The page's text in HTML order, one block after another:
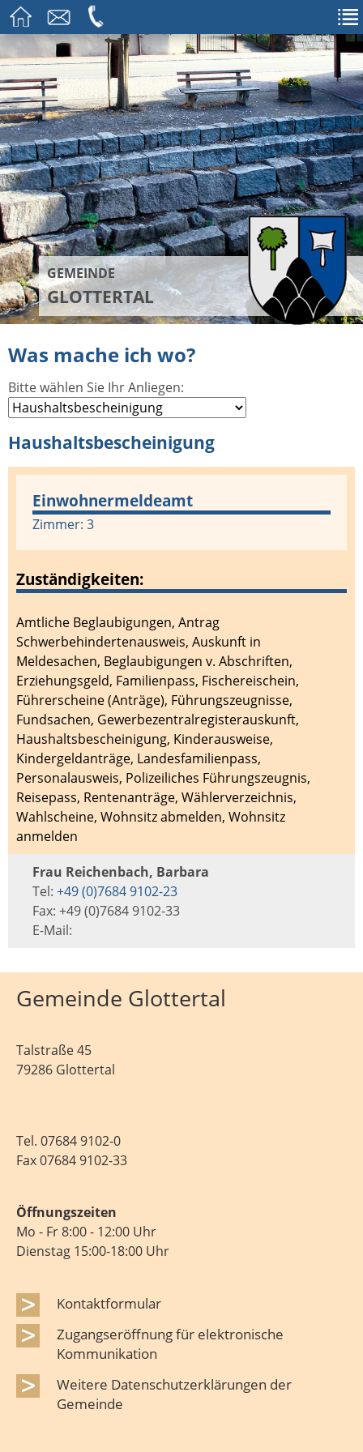
GEMEINDE
GLOTTERTAL
Was mache ich wo?
Bitte wählen Sie Ihr Anliegen:
Haushaltsbescheinigung
Einwohnermeldeamt
Zimmer: 3
Zuständigkeiten:
Amtliche Beglaubigungen, Antrag
Schwerbehindertenausweis, Auskunft in
Meldesachen, Beglaubigungen v. Abschriften,
Erziehungsgeld, Familienpass, Fischereischein,
Führerscheine (Anträge), Führungszeugnisse,
Fundsachen, Gewerbezentralregisterauskunft,
Haushaltsbescheinigung, Kinderausweise,
Kindergeldanträge, Landesfamilienpass,
Personalausweis, Polizeiliches Führungszeugnis,
Reisepass, Rentenanträge, Wählerverzeichnis,
Wahlscheine, Wohnsitz abmelden, Wohnsitz
anmelden
Frau Reichenbach, Barbara
Tel: +49 (0)7684 9102-23
Fax: +49 (0)7684 9102-33
E-Mail:
Gemeinde Glottertal
Talstraße 45
79286 Glottertal
Tel. 07684 9102-0
Fax 07684 9102-33
Öffnungszeiten
Mo - Fr 8:00 - 12:00 Uhr
Dienstag 15:00-18:00 Uhr
Kontaktformular
Zugangseröffnung für elektronische
Kommunikation
Weitere Datenschutzerklärungen der
Gemeinde